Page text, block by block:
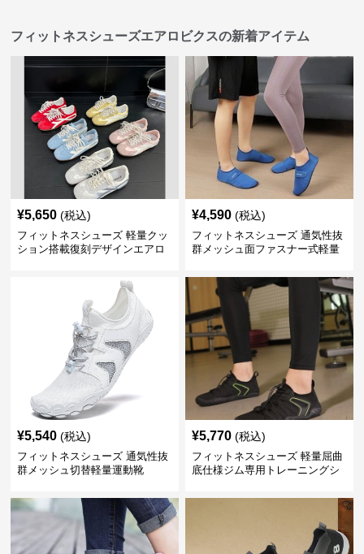
フィットネスシューズエアロビクスの新着アイテム
¥5,650 (税込)
フィットネスシューズ 軽量クッ
ション搭載復刻デザインエアロ
¥4,590 (税込)
フィットネスシューズ 通気性抜
群メッシュ面ファスナー式軽量
¥5,540 (税込)
フィットネスシューズ 通気性抜
群メッシュ切替軽量運動靴
¥5,770 (税込)
フィットネスシューズ 軽量屈曲
底仕様ジム専用トレーニングシ